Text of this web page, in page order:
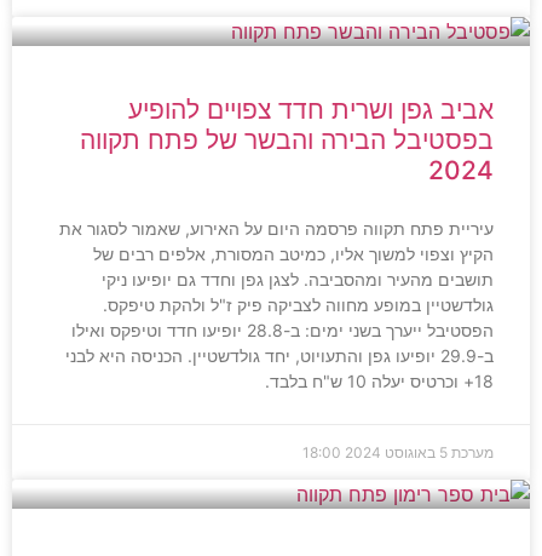
אביב גפן ושרית חדד צפויים להופיע
בפסטיבל הבירה והבשר של פתח תקווה
2024
עיריית פתח תקווה פרסמה היום על האירוע, שאמור לסגור את
הקיץ וצפוי למשוך אליו, כמיטב המסורת, אלפים רבים של
תושבים מהעיר ומהסביבה. לצגן גפן וחדד גם יופיעו ניקי
גולדשטיין במופע מחווה לצביקה פיק ז"ל ולהקת טיפקס.
הפסטיבל ייערך בשני ימים: ב-28.8 יופיעו חדד וטיפקס ואילו
ב-29.9 יופיעו גפן והתעויוט, יחד גולדשטיין. הכניסה היא לבני
18+ וכרטיס יעלה 10 ש"ח בלבד.
מערכת 5 באוגוסט 2024 18:00